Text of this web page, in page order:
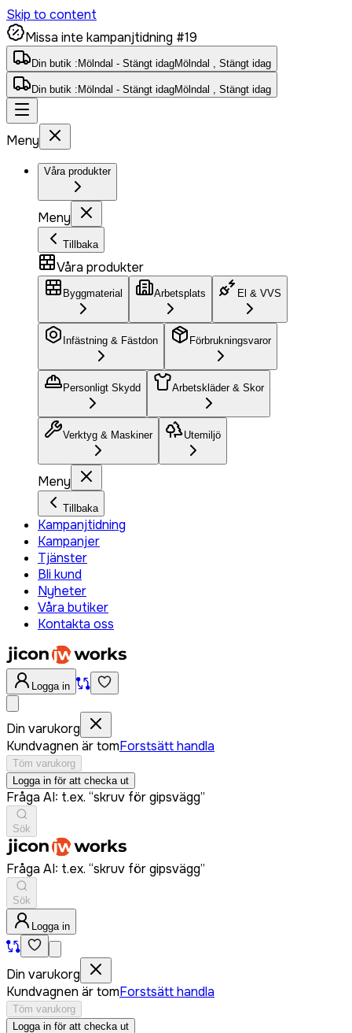
Skip to content
Missa inte kampanjtidning #19
Din butik : Mölndal - Stängt idagMölndal , Stängt idag
Din butik : Mölndal - Stängt idagMölndal , Stängt idag
Meny
Våra produkter
Meny
Tillbaka
Våra produkter
Byggmaterial Arbetsplats El & VVS
Infästning & Fästdon Förbrukningsvaror
Personligt Skydd Arbetskläder & Skor
Verktyg & Maskiner Utemiljö
Meny
Tillbaka
Kampanjtidning
Kampanjer
Tjänster
Bli kund
Nyheter
Våra butiker
Kontakta oss
Logga in
Din varukorg
Kundvagnen är tomForstsätt handla
Töm varukorg
Logga in för att checka ut
Fråga AI: t.ex. “skruv för gipsvägg”
Sök
Fråga AI: t.ex. “skruv för gipsvägg”
Sök
Logga in
Din varukorg
Kundvagnen är tomForstsätt handla
Töm varukorg
Logga in för att checka ut